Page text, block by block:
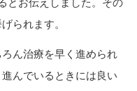
とお伝えしました。その
られます。
ん治療を早く進められ
んでいるときには良い